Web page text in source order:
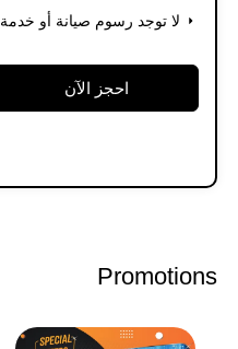
لا توجد رسوم صيانة أو خدمة
احجز الآن
Promotions